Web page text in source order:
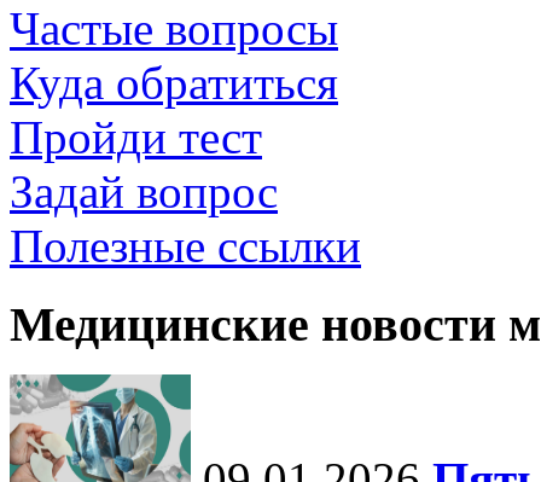
Частые вопросы
Куда обратиться
Пройди тест
Задай вопрос
Полезные ссылки
Медицинские новости